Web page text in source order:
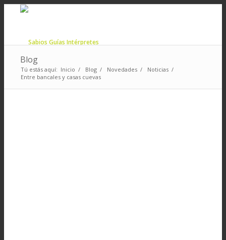
Blog
Tú estás aquí: Inicio / Blog / Novedades / Noticias /
Entre bancales y casas cuevas